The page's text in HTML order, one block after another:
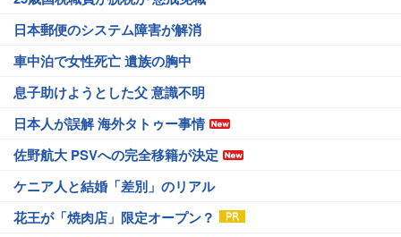
日本郵便のシステム障害が解消
車中泊で女性死亡 遺族の胸中
息子助けようとした父 意識不明
日本人が誤解 海外タトゥー事情
佐野航大 PSVへの完全移籍が決定
ケニア人と結婚「差別」のリアル
花王が「焼肉店」限定オープン？